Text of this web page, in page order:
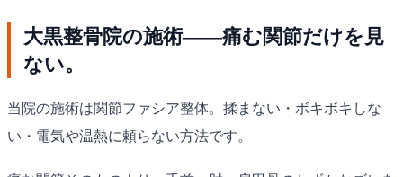
大黒整骨院の施術——痛む関節だけを見
ない。
当院の施術は関節ファシア整体。揉まない・ボキボキしな
い・電気や温熱に頼らない方法です。